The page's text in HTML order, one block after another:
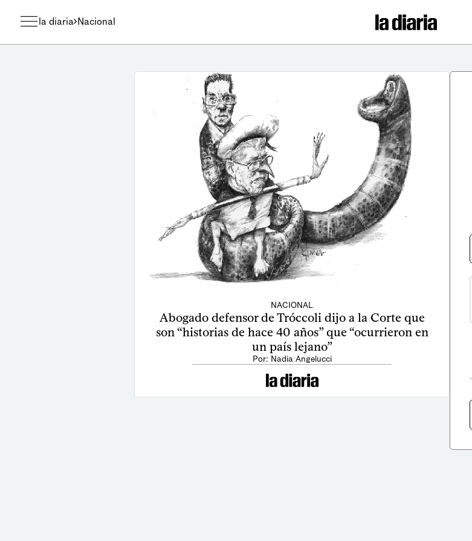
la diaria Nacional
NACIONAL
Abogado defensor de Tróccoli dijo a la Corte que
son “historias de hace 40 años” que “ocurrieron en
un país lejano”
Por: Nadia Angelucci